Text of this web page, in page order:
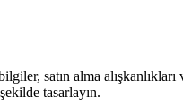
satın alma
tasarlayın.